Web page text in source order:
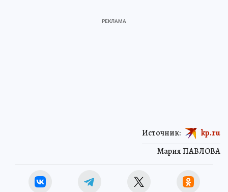
Мария ПАВЛОВА
Источник: kp.ru